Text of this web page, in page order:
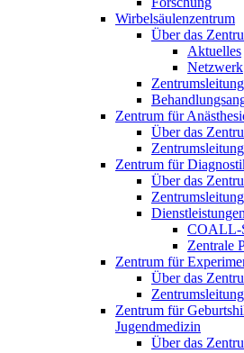
Wirbelsäulenzentrum
Über das
Aktuelles
Netzwerk
Zentrumsleitung
Zentrum für
Über das
Zentrumsleitung
Zentrum für
Über das
Zentrumsleitung
Dienstleistungen
COALL-
Zentrale
Zentrum für
Über das
Zentrumsleitung
Zentrum für
Jugendmedizin
Über das